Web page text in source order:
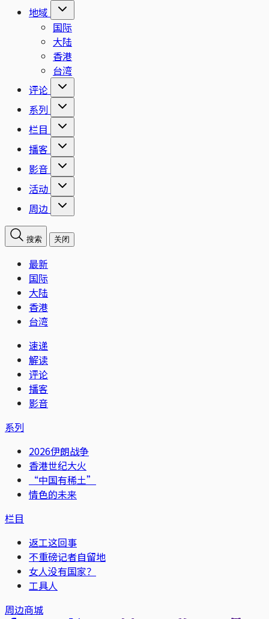
地域
国际
大陆
香港
台湾
评论
系列
栏目
播客
影音
活动
周边
搜索 关闭
最新
国际
大陆
香港
台湾
速递
解读
评论
播客
影音
系列
2026伊朗战争
香港世纪大火
“中国有稀土”
情色的未来
栏目
返工这回事
不重磅记者自留地
女人没有国家？
工具人
周边商城